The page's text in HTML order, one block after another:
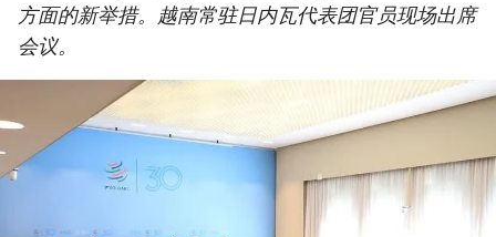
国际
方面的新举措。越南常驻日内瓦代表团官员现场出席
会议。